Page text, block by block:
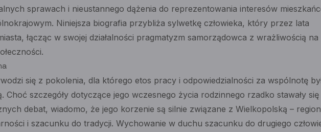
sprawach i nieustannego dążenia do reprezentowania interesów
Niniejsza biografia przybliża sylwetkę człowieka, który przez lata
łącząc w swojej działalności pragmatyzm samorządowca z wrażliwością na
się z pokolenia, dla którego etos pracy i odpowiedzialności za wspólnotę
Choć szczegóły dotyczące jego wczesnego życia rodzinnego rzadko stawały się
debat, wiadomo, że jego korzenie są silnie związane z Wielkopolską –
i szacunku do tradycji. Wychowanie w duchu szacunku do drugiego